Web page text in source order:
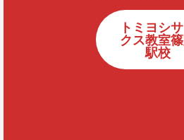
トミヨシ
クス教室
駅校